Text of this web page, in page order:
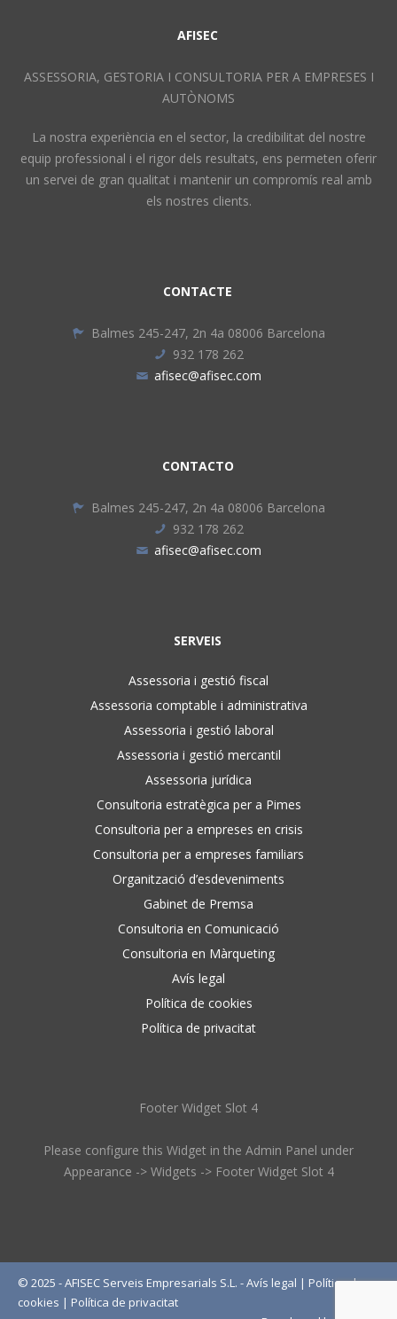
AFISEC
ASSESSORIA, GESTORIA I CONSULTORIA PER A EMPRESES I
AUTÒNOMS
La nostra experiència en el sector, la credibilitat del nostre
equip professional i el rigor dels resultats, ens permeten oferir
un servei de gran qualitat i mantenir un compromís real amb
els nostres clients.
CONTACTE
Balmes 245-247, 2n 4a 08006 Barcelona
932 178 262
afisec@afisec.com
CONTACTO
Balmes 245-247, 2n 4a 08006 Barcelona
932 178 262
afisec@afisec.com
SERVEIS
Assessoria i gestió fiscal
Assessoria comptable i administrativa
Assessoria i gestió laboral
Assessoria i gestió mercantil
Assessoria jurídica
Consultoria estratègica per a Pimes
Consultoria per a empreses en crisis
Consultoria per a empreses familiars
Organització d’esdeveniments
Gabinet de Premsa
Consultoria en Comunicació
Consultoria en Màrqueting
Avís legal
Política de cookies
Política de privacitat
Footer Widget Slot 4
Please configure this Widget in the Admin Panel under
Appearance -> Widgets -> Footer Widget Slot 4
© 2025 - AFISEC Serveis Empresarials S.L. -Avís legal | Política de
cookies | Política de privacitat